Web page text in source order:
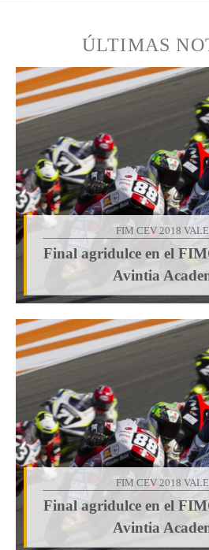
ÚLTIMAS
FIM CEV 2018
Final agridulce en el
Avintia
FIM CEV 2018
Final agridulce en el
Avintia